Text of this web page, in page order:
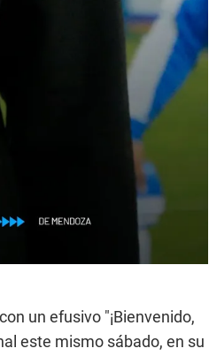
un efusivo "¡Bienvenido,
este mismo sábado, en su